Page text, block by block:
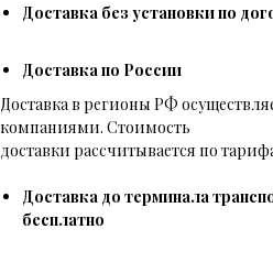
Доставка без установки по
Доставка по России
Доставка в регионы РФ
компаниями. Стоимость
доставки рассчитывается по
Доставка до терминала
бесплатно